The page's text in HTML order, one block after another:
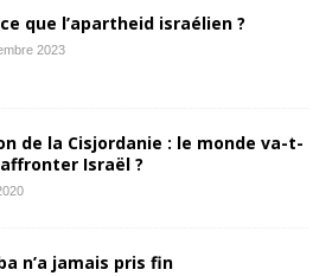
que l’apartheid israélien ?
2023
de la Cisjordanie : le monde va-t-
Israël ?
n’a jamais pris fin